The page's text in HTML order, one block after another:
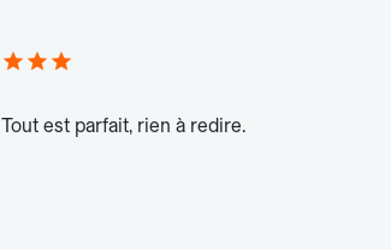
Tout est parfait, rien à redire.